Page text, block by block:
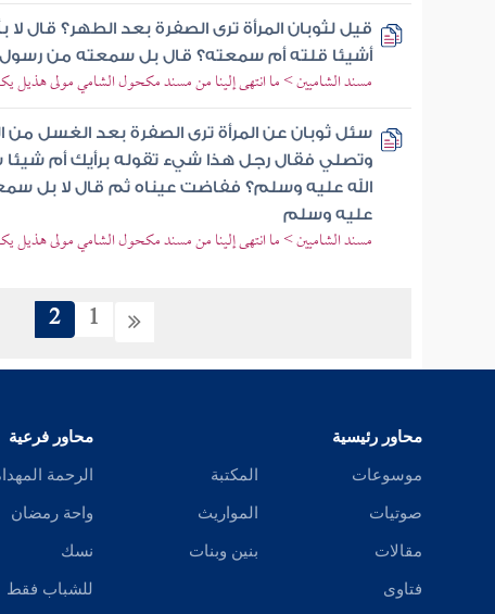
قيل لثوبان المرأة ترى الصفرة بعد الطهر؟ قال
أشيئا قلته أم سمعته؟ قال بل سمعته من رسول
مسند الشاميين > ما انتهى إلينا من مسند مكحول الشامي مولى هذيل
سئل ثوبان عن المرأة ترى الصفرة بعد الغسل
وتصلي فقال رجل هذا شيء تقوله برأيك أم
الله عليه وسلم؟ ففاضت عيناه ثم قال لا بل
عليه وسلم
مسند الشاميين > ما انتهى إلينا من مسند مكحول الشامي مولى هذيل
1
2
محاور رئيسية
موسوعات
صوتيات
مقالات
فتاوى
المكتبة
المواريث
بنين وبنات
محاور فرعية
الرحمة
واحة رمضان
نسك
للشباب فقط